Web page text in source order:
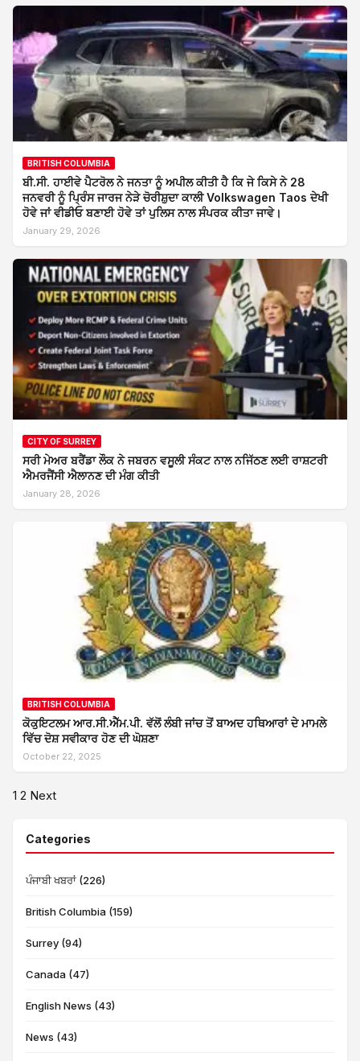
BRITISH COLUMBIA
ਬੀ.ਸੀ. ਹਾਈਵੇ ਪੈਟਰੋਲ ਨੇ ਜਨਤਾ ਨੂੰ ਅਪੀਲ ਕੀਤੀ ਹੈ ਕਿ ਜੇ ਕਿਸੇ ਨੇ 28
ਜਨਵਰੀ ਨੂੰ ਪ੍ਰਿੰਸ ਜਾਰਜ ਨੇੜੇ ਚੋਰੀਸ਼ੁਦਾ ਕਾਲੀ Volkswagen Taos ਦੇਖੀ
ਹੋਵੇ ਜਾਂ ਵੀਡੀਓ ਬਣਾਈ ਹੋਵੇ ਤਾਂ ਪੁਲਿਸ ਨਾਲ ਸੰਪਰਕ ਕੀਤਾ ਜਾਵੇ।
January 29, 2026
CITY OF SURREY
ਸਰੀ ਮੇਅਰ ਬਰੈਂਡਾ ਲੌਕ ਨੇ ਜਬਰਨ ਵਸੂਲੀ ਸੰਕਟ ਨਾਲ ਨਜਿੱਠਣ ਲਈ ਰਾਸ਼ਟਰੀ
ਐਮਰਜੈਂਸੀ ਐਲਾਨਣ ਦੀ ਮੰਗ ਕੀਤੀ
January 28, 2026
BRITISH COLUMBIA
ਕੋਕੁਇਟਲਮ ਆਰ.ਸੀ.ਐੱਮ.ਪੀ. ਵੱਲੋਂ ਲੰਬੀ ਜਾਂਚ ਤੋਂ ਬਾਅਦ ਹਥਿਆਰਾਂ ਦੇ ਮਾਮਲੇ
ਵਿੱਚ ਦੋਸ਼ ਸਵੀਕਾਰ ਹੋਣ ਦੀ ਘੋਸ਼ਣਾ
October 22, 2025
Posts
1 2 Next
Categories
ਪੰਜਾਬੀ ਖਬਰਾਂ (226)
British Columbia (159)
Surrey (94)
Canada (47)
English News (43)
News (43)